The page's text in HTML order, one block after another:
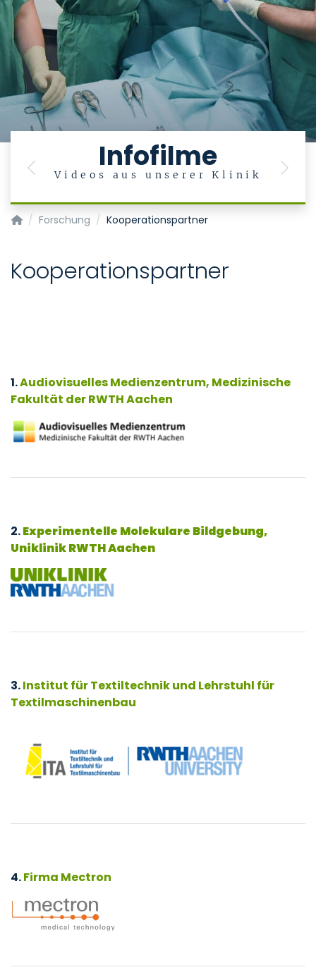
Infofilme
Videos aus unserer Klinik
Previous Next
Klinik und Poliklinik für Mund-, Kiefer- und Gesichtschirurgie
Forschung Kooperationspartner
Kooperationspartner
1.Audiovisuelles Medienzentrum, Medizinische
Fakultät der RWTH Aachen
2.Experimentelle Molekulare Bildgebung,
Uniklinik RWTH Aachen
3.Institut für Textiltechnik und Lehrstuhl für
Textilmaschinenbau
4.Firma Mectron